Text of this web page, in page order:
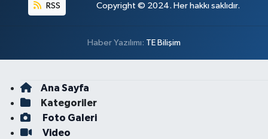
RSS Copyright © 2024. Her hakkı saklıdır.
Haber Yazılımı: TE Bilişim
Ana Sayfa
Kategoriler
Foto Galeri
Video